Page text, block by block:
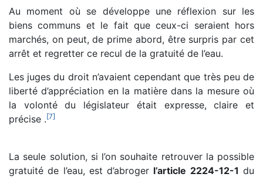
Au moment où se développe une réflexion sur les
biens communs et le fait que ceux-ci seraient hors
marchés, on peut, de prime abord, être surpris par cet
arrêt et regretter ce recul de la gratuité de l’eau.
Les juges du droit n’avaient cependant que très peu de
liberté d’appréciation en la matière dans la mesure où
la volonté du législateur était expresse, claire et
précise .[7]
La seule solution, si l’on souhaite retrouver la possible
gratuité de l’eau, est d’abroger l’article 2224-12-1 du